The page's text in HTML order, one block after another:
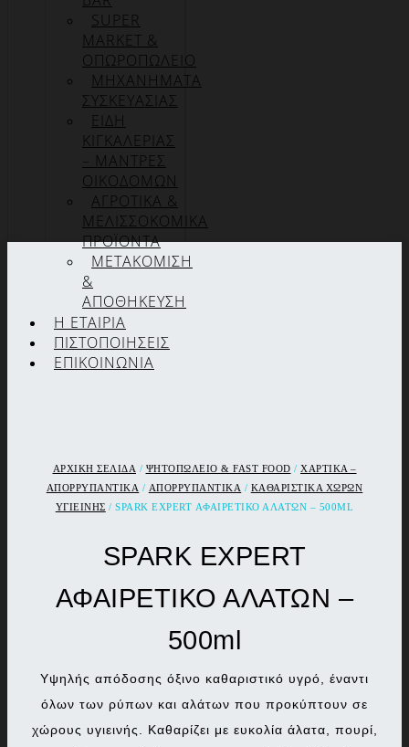
SUPER
MARKET &
ΟΠΩΡΟΠΩΛΕΙΟ
ΜΗΧΑΝΗΜΑΤΑ
ΣΥΣΚΕΥΑΣΙΑΣ
ΕΙΔΗ
ΚΙΓΚΑΛΕΡΙΑΣ
– ΜΑΝΤΡΕΣ
ΟΙΚΟΔΟΜΩΝ
ΑΓΡΟΤΙΚΑ &
ΜΕΛΙΣΣΟΚΟΜΙΚΑ
ΠΡΟΪΟΝΤΑ
ΜΕΤΑΚΟΜΙΣΗ
&
ΑΠΟΘΗΚΕΥΣΗ
Η ΕΤΑΙΡΊΑ
ΠΙΣΤΟΠΟΙΉΣΕΙΣ
ΕΠΙΚΟΙΝΩΝΊΑ
ΑΡΧΙΚΉ ΣΕΛΊΔΑ / ΨΗΤΟΠΩΛΕΙΟ & FAST FOOD / ΧΑΡΤΙΚΑ –
ΑΠΟΡΡΥΠΑΝΤΙΚΑ / ΑΠΟΡΡΥΠΑΝΤΙΚΑ / ΚΑΘΑΡΙΣΤΙΚΑ ΧΩΡΩΝ
ΥΓΙΕΙΝΗΣ / SPARK EXPERT ΑΦΑΙΡΕΤΙΚΟ ΑΛΑΤΩΝ – 500ML
SPARK EXPERT
ΑΦΑΙΡΕΤΙΚΟ ΑΛΑΤΩΝ –
500ml
Υψηλής απόδοσης όξινο καθαριστικό υγρό, έναντι
όλων των ρύπων και αλάτων που προκύπτουν σε
χώρους υγιεινής. Καθαρίζει με ευκολία άλατα, πουρί,